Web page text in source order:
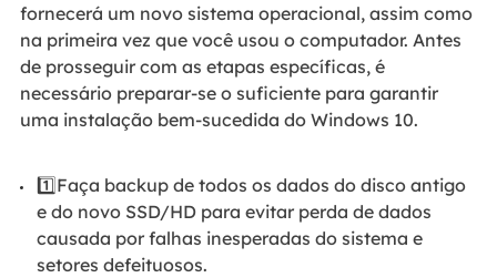
fornecerá um novo sistema operacional, assim como
na primeira vez que você usou o computador. Antes
de prosseguir com as etapas específicas, é
necessário preparar-se o suficiente para garantir
uma instalação bem-sucedida do Windows 10.
1️⃣Faça backup de todos os dados do disco antigo
e do novo SSD/HD para evitar perda de dados
causada por falhas inesperadas do sistema e
setores defeituosos.